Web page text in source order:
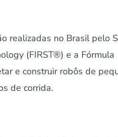
realizadas no Brasil pelo
(FIRST®) e a
e construir robôs de
de corrida.